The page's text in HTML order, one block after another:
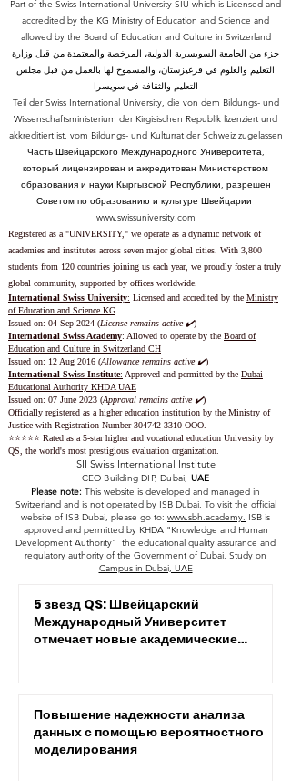
Part of the Swiss International University SIU which is Licensed and
accredited by the KG Ministry of Education and Science and
allowed by the Board of Education and Culture in Switzerland
جزء من الجامعة السويسرية الدولية، المرخصة والمعتمدة من قبل وزارة
التعليم والعلوم في قرغيزستان، والمسموح لها بالعمل من قبل مجلس
التعليم والثقافة في سويسرا
Teil der Swiss International University, die von dem Bildungs- und
Wissenschaftsministerium der Kirgisischen Republik lizenziert und
akkreditiert ist, vom Bildungs- und Kulturrat der Schweiz zugelassen
Часть Швейцарского Международного Университета,
который лицензирован и аккредитован Министерством
образования и науки Кыргызской Республики, разрешен
Советом по образованию и культуре Швейцарии
www.swissuniversity.com
Registered as a "UNIVERSITY," we operate as a dynamic network of
academies and institutes across seven major global cities. With 3,800
students from 120 countries joining us each year, we proudly foster a truly
global community, supported by offices worldwide.
International Swiss University: Licensed and accredited by the Ministry
of Education and Science KG
Issued on: 04 Sep 2024 (License remains active ✔️)
International Swiss Academy: Allowed to operate by the Board of
Education and Culture in Switzerland CH
Issued on: 12 Aug 2016 (Allowance remains active ✔️)
International Swiss Institute: Approved and permitted by the Dubai
Educational Authority KHDA UAE
Issued on: 07 June 2023 (Approval remains active ✔️)
Officially registered as a higher education institution by the Ministry of
Justice with Registration Number304742-3310-OOO.
⭐️⭐️⭐️⭐️⭐️ Rated as a 5-star higher and vocational education University by
QS, the world's most prestigious evaluation organization.
SII Swiss International Institute
CEO Building DIP, Dubai, UAE
Please note: This website is developed and managed in
Switzerland and is not operated by ISB Dubai. To visit the official
website of ISB Dubai, please go to: www.sbh.academy. ISB is
approved and permitted by KHDA "Knowledge and Human
Development Authority" the educational quality assurance and
regulatory authority of the Government of Dubai. Study on
Campus in Dubai, UAE
5 звезд QS: Швейцарский
Международный Университет
отмечает новые академические
Повышение надежности анализа
данных с помощью вероятностного
моделирования